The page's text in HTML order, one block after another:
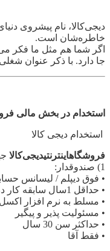
دیجی‌کالا، نام پیشروی
خاطره‌شان است.
اگر شما هم مثل ما فکر
جا دارد. با ذکر عنوان
استخدام در بخش مالی
استخدام دیجی کالا
فروشگاهاینترنتیدیجیکالا
1) صندوقدار:
• فوق دیپلم / لیسانس
• حداقل 1سال سابقه کار در حوزه صندوقداری
• مسلط به نرم افزار اکسل
• مسئولیت پذیر و پیگیر
• حداکثر سن 30 سال
• فقط آقا